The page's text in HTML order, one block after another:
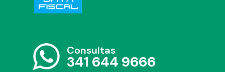
Consultas
341 644 9666